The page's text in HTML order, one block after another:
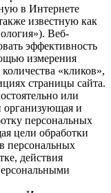
в Интернете
известную как
Веб-
эффективность
измерения
«кликов»,
страницы сайта.
или
организующая и
персональных
цели обработки
персональных
действия